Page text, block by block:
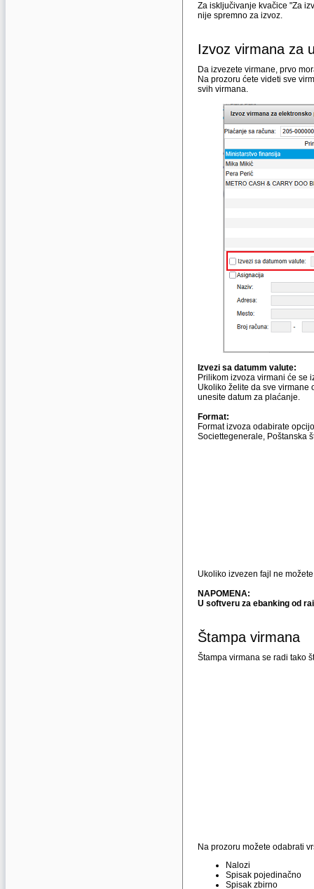
Za isključivanje kvačice "Za
nije spremno za izvoz.
Izvoz virmana za
Da izvezete virmane, prvo
Na prozoru ćete videti sve
svih virmana.
Izvezi sa datumm valute:
Prilikom izvoza virmani će se
Ukoliko želite da sve virmane
unesite datum za plaćanje.
Format:
Format izvoza odabirate
Societtegenerale, Poštanska
Ukoliko izvezen fajl ne
NAPOMENA:
U softveru za ebanking od
Štampa virmana
Štampa virmana se radi tako
Na prozoru možete odabrati
Nalozi
Spisak pojedinačno
Spisak zbirno